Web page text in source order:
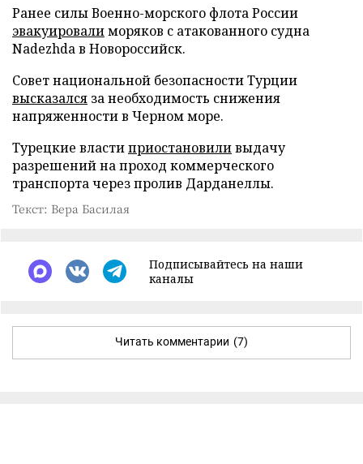
Ранее силы Военно-морского флота России
эвакуировалиморяков с атакованного судна
Nadezhda в Новороссийск.
Совет национальной безопасности Турции
высказался за необходимость снижения
напряженности в Черном море.
Турецкие властиприостановиливыдачу
разрешений на проход коммерческого
транспорта через пролив Дарданеллы.
Текст: Вера Басилая
Подписывайтесь на наши
каналы
Читать комментарии (7)